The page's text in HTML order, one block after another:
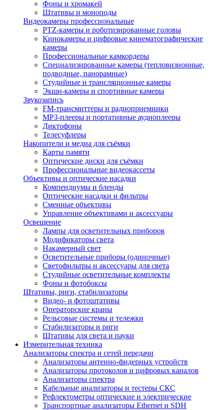
Фоны и хромакей
Штативы и моноподы
Видеокамеры профессиональные
PTZ-камеры и роботизированные головы
Кинокамеры и цифровые кинематографические
камеры
Профессиональные камкордеры
Специализированные камеры (тепловизионные,
подводные, панорамные)
Студийные и трансляционные камеры
Экшн-камеры и спортивные камеры
Звукозапись
FM-трансмиттеры и радиоприемники
MP3-плееры и портативные аудиоплееры
Диктофоны
Телесуфлеры
Накопители и медиа для съёмки
Карты памяти
Оптические диски для съёмки
Профессиональные видеокассеты
Объективы и оптические насадки
Компендиумы и бленды
Оптические насадки и фильтры
Сменные объективы
Управление объективами и аксессуары
Освещение
Лампы для осветительных приборов
Модификаторы света
Накамерный свет
Осветительные приборы (одиночные)
Светофильтры и аксессуары для света
Студийные осветительные комплекты
Фоны и фотобоксы
Штативы, риги, стабилизаторы
Видео- и фотоштативы
Операторские краны
Рельсовые системы и тележки
Стабилизаторы и риги
Штативы для света и пауки
Измерительная техника
Анализаторы спектра и сетей передачи
Анализаторы антенно-фидерных устройств
Анализаторы протоколов и цифровых каналов
Анализаторы спектра
Кабельные анализаторы и тестеры СКС
Рефлектометры оптические и электрические
Транспортные анализаторы Ethernet и SDH